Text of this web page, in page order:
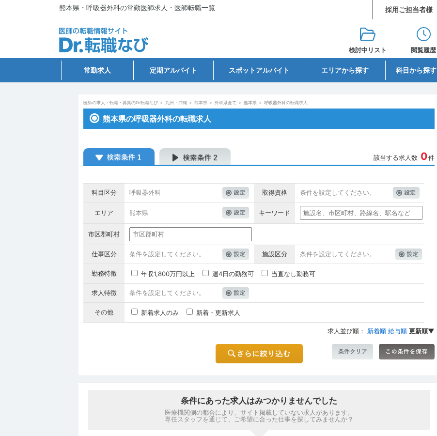
熊本県・呼吸器外科の常勤医師求人・医師転職一覧 採用ご担当者様
検討中リスト 閲覧履歴
常勤求人 定期アルバイト スポットアルバイト エリアから探す 科目から探す
医師の求人・転職・募集のDr.転職なび ＞ 九州・沖縄 ＞ 熊本県 ＞ 外科系全て ＞ 熊本県 ＞ 呼吸器外科の転職求人
熊本県の呼吸器外科の転職求人
該当する求人数 0件
科目区分 呼吸器外科 取得資格 条件を設定してください。
エリア 熊本県 キーワード
市区郡町村
仕事区分 条件を設定してください。 施設区分 条件を設定してください。
勤務特徴 年収1,800万円以上 週4日の勤務可 当直なし勤務可
求人特徴 条件を設定してください。
その他 新着求人のみ 新着・更新求人
求人並び順： 新着順 給与順 更新順▼
条件にあった求人はみつかりませんでした
医療機関側の都合により、サイト掲載していない求人があります。
専任スタッフを通じて、ご希望に合った仕事を探してみませんか？